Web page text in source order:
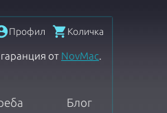
Профил Количка
от NovMac.
Блог